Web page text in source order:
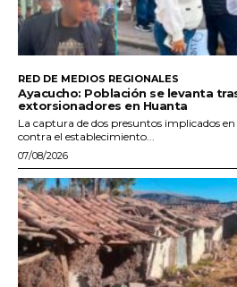
RED DE MEDIOS REGIONALES
Ayacucho: Población se levanta
extorsionadores en Huanta
La captura de dos presuntos implicados
contra el establecimiento...
07/08/2026